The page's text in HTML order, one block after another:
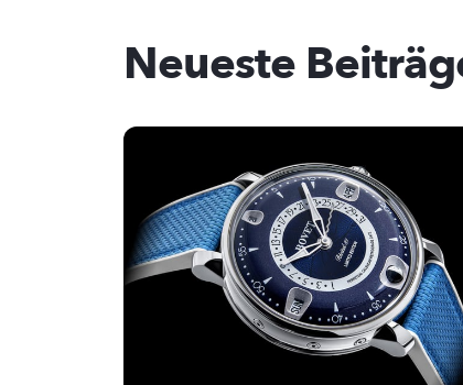
Neueste